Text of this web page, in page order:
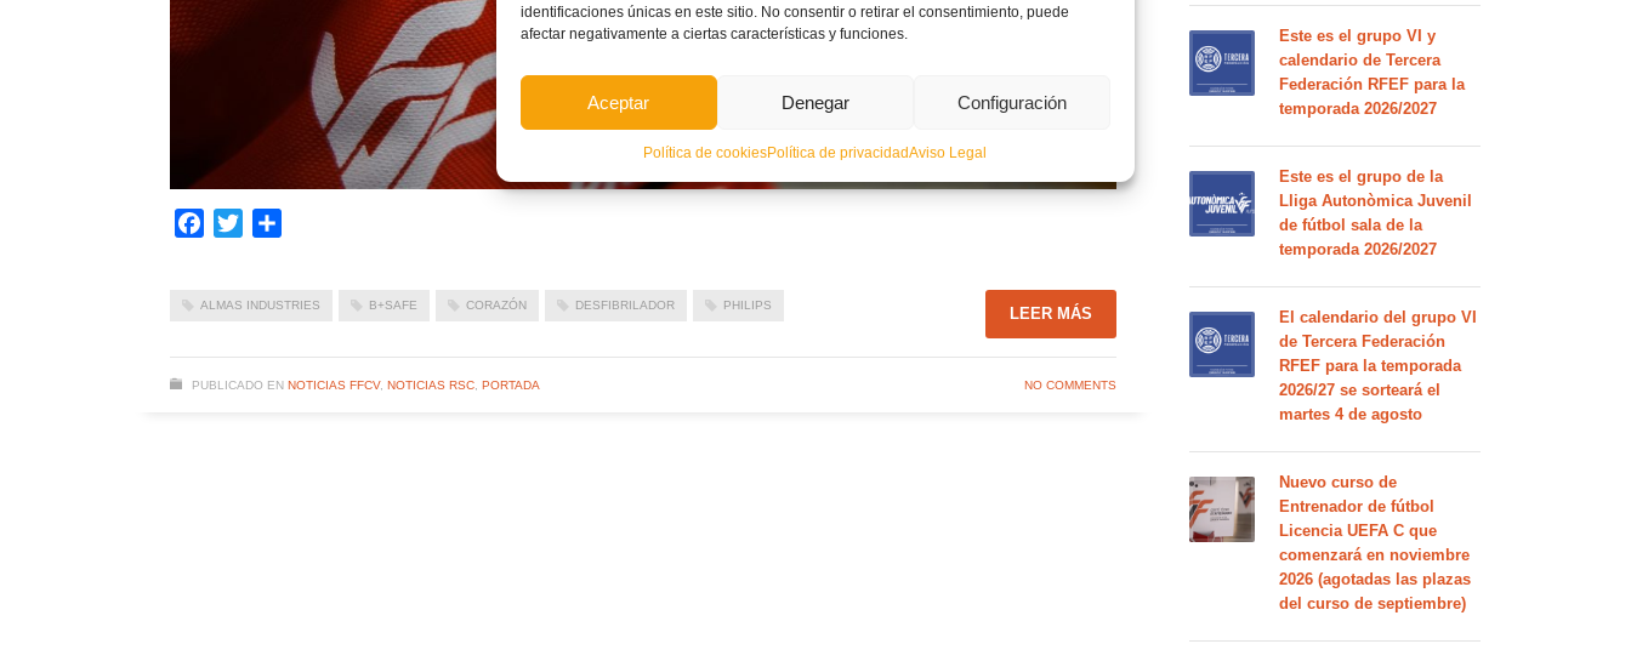
identificaciones únicas en este sitio. No consentir o retirar el consentimiento, puede
afectar negativamente a ciertas características y funciones.
Aceptar Denegar Configuración
Política de cookiesPolítica de privacidadAviso Legal
Facebook
Twitter
ALMAS INDUSTRIES B+SAFE CORAZÓN DESFIBRILADOR PHILIPS LEER MÁS
PUBLICADO EN NOTICIAS FFCV, NOTICIAS RSC, PORTADA NO COMMENTS
Este es el grupo VI y
calendario de Tercera
Federación RFEF para la
temporada 2026/2027
Este es el grupo de la
Lliga Autonòmica Juvenil
de fútbol sala de la
temporada 2026/2027
El calendario del grupo VI
de Tercera Federación
RFEF para la temporada
2026/27 se sorteará el
martes 4 de agosto
Nuevo curso de
Entrenador de fútbol
Licencia UEFA C que
comenzará en noviembre
2026 (agotadas las plazas
del curso de septiembre)